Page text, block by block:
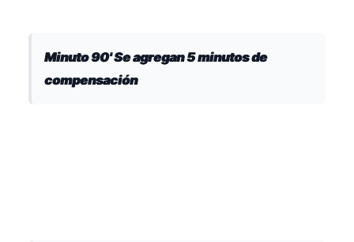
Minuto 90' Se agregan 5 minutos de
compensación